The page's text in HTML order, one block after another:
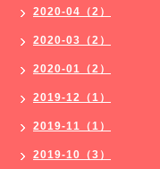
2020-04（2）
2020-03（2）
2020-01（2）
2019-12（1）
2019-11（1）
2019-10（3）